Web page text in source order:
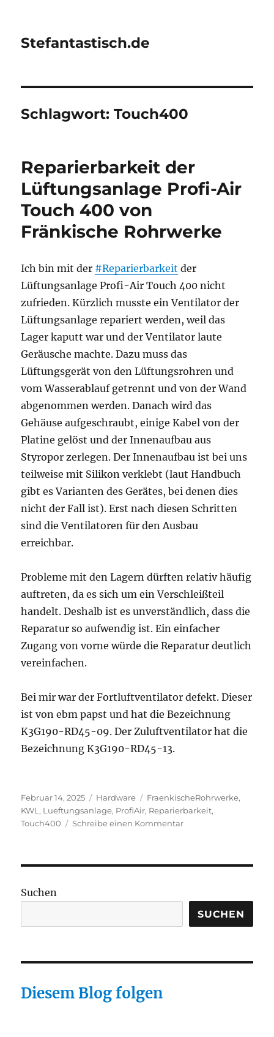
Stefantastisch.de
Schlagwort:Touch400
Reparierbarkeit der
Lüftungsanlage Profi-Air
Touch 400 von
Fränkische Rohrwerke
Ich bin mit der #Reparierbarkeit der
Lüftungsanlage Profi-Air Touch 400 nicht
zufrieden. Kürzlich musste ein Ventilator der
Lüftungsanlage repariert werden, weil das
Lager kaputt war und der Ventilator laute
Geräusche machte. Dazu muss das
Lüftungsgerät von den Lüftungsrohren und
vom Wasserablauf getrennt und von der Wand
abgenommen werden. Danach wird das
Gehäuse aufgeschraubt, einige Kabel von der
Platine gelöst und der Innenaufbau aus
Styropor zerlegen. Der Innenaufbau ist bei uns
teilweise mit Silikon verklebt (laut Handbuch
gibt es Varianten des Gerätes, bei denen dies
nicht der Fall ist). Erst nach diesen Schritten
sind die Ventilatoren für den Ausbau
erreichbar.
Probleme mit den Lagern dürften relativ häufig
auftreten, da es sich um ein Verschleißteil
handelt. Deshalb ist es unverständlich, dass die
Reparatur so aufwendig ist. Ein einfacher
Zugang von vorne würde die Reparatur deutlich
vereinfachen.
Bei mir war der Fortluftventilator defekt. Dieser
ist von ebm papst und hat die Bezeichnung
K3G190-RD45-09. Der Zuluftventilator hat die
Bezeichnung K3G190-RD45-13.
Veröffentlicht
am
Februar 14, 2025 Kategorien
Hardware Schlagwörter
FraenkischeRohrwerke,
KWL , Lueftungsanlage, ProfiAir, Reparierbarkeit,
Touch400
Schreibe einen Kommentarzu
Touch
400
von
Suchen
SUCHEN
Diesem Blog folgen